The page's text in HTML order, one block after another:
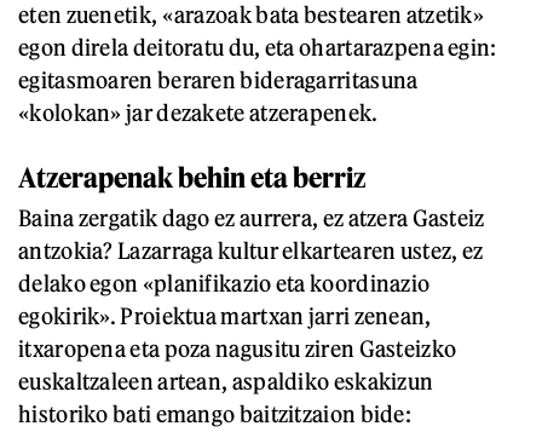
eten zuenetik, «arazoak bata bestearen atzetik»
egon direla deitoratu du, eta ohartarazpena egin:
egitasmoaren beraren bideragarritasuna
«kolokan» jar dezakete atzerapenek.
Atzerapenak behin eta berriz
Baina zergatik dago ez aurrera, ez atzera Gasteiz
antzokia? Lazarraga kultur elkartearen ustez, ez
delako egon «planifikazio eta koordinazio
egokirik». Proiektua martxan jarri zenean,
itxaropena eta poza nagusitu ziren Gasteizko
euskaltzaleen artean, aspaldiko eskakizun
historiko bati emango baitzitzaion bide: